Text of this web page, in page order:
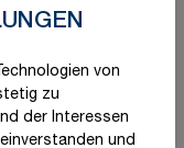
von
zu
der Interessen
und